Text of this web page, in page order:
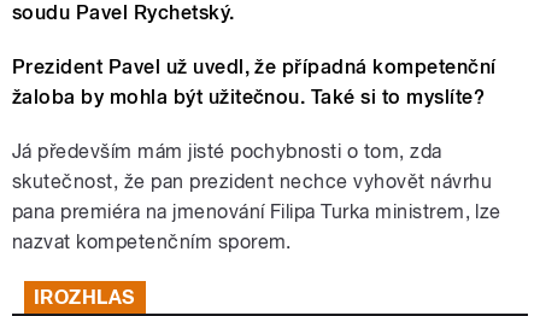
soudu Pavel Rychetský.
Prezident Pavel už uvedl, že případná kompetenční
žaloba by mohla být užitečnou. Také si to myslíte?
Já především mám jisté pochybnosti o tom, zda
skutečnost, že pan prezident nechce vyhovět návrhu
pana premiéra na jmenování Filipa Turka ministrem, lze
nazvat kompetenčním sporem.
IROZHLAS